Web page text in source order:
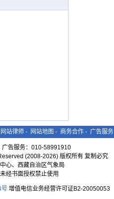
网站律师 - 网站地图 - 商务合作 - 广告服务
告服务：010-58991910
(2008-2026) 版权所有 复制必究
心、西藏自治区气象局
经书面授权禁止使用
号增值电信业务经营许可证B2-20050053